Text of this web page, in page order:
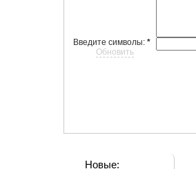
Введите символы:*
Обновить
Новые: